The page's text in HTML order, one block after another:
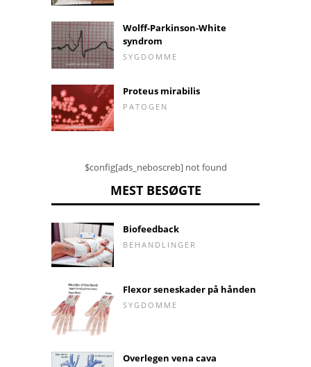
Wolff-Parkinson-White
syndrom
SYGDOMME
Proteus mirabilis
PATOGEN
$config[ads_neboscreb] not found
MEST BESØGTE
Biofeedback
BEHANDLINGER
Flexor seneskader på hånden
SYGDOMME
Overlegen vena cava